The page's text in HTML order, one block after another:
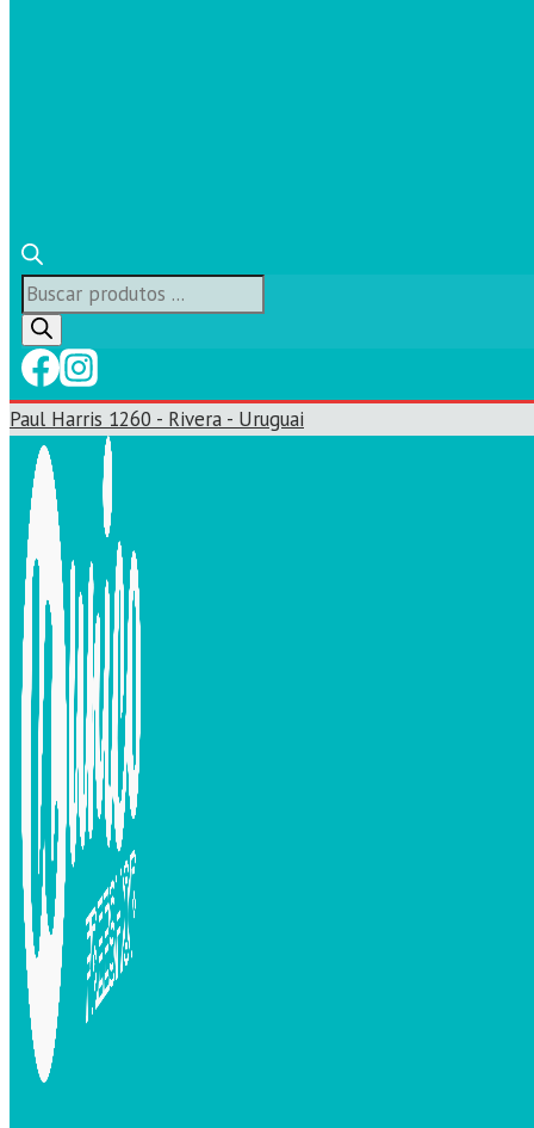
Búsqueda
de
productos
Paul Harris 1260 - Rivera - Uruguai